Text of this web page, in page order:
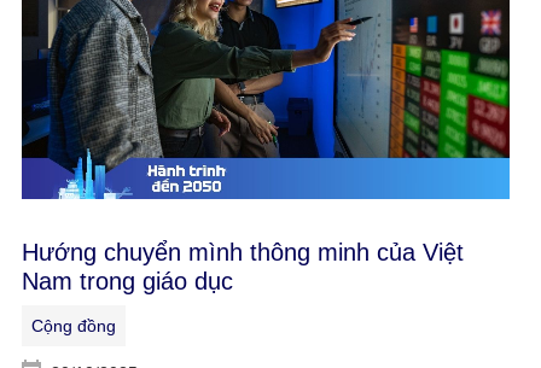
Hướng chuyển mình thông minh của Việt
Nam trong giáo dục
Cộng đồng